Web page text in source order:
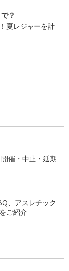
？
夏レジャーを計
催・中止・延期
、アスレチック
ご紹介